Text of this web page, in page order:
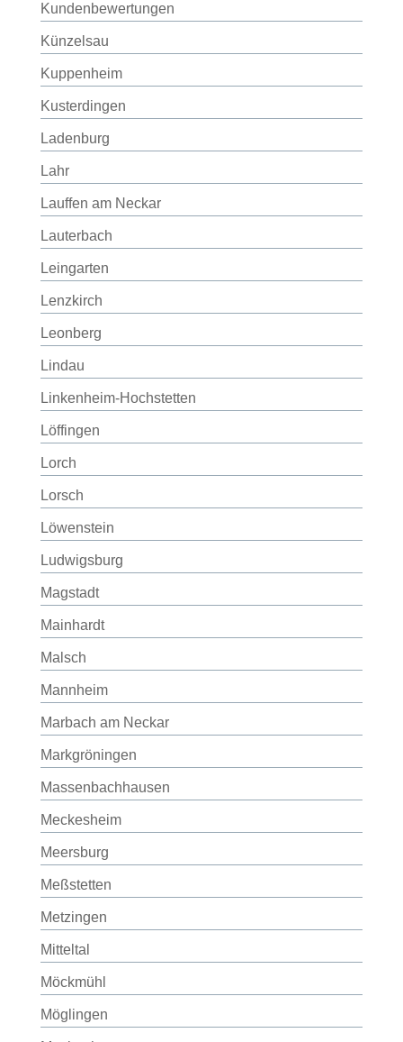
Kundenbewertungen
Künzelsau
Kuppenheim
Kusterdingen
Ladenburg
Lahr
Lauffen am Neckar
Lauterbach
Leingarten
Lenzkirch
Leonberg
Lindau
Linkenheim-Hochstetten
Löffingen
Lorch
Lorsch
Löwenstein
Ludwigsburg
Magstadt
Mainhardt
Malsch
Mannheim
Marbach am Neckar
Markgröningen
Massenbachhausen
Meckesheim
Meersburg
Meßstetten
Metzingen
Mitteltal
Möckmühl
Möglingen